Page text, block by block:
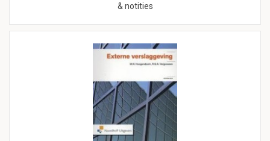
& notities